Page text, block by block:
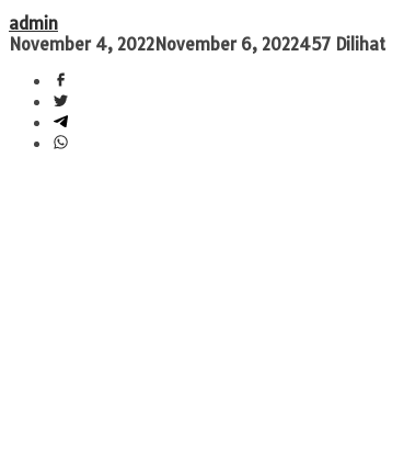
admin
November 4, 2022November 6, 2022457 Dilihat